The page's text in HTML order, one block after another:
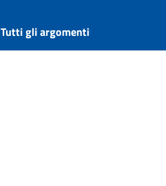
Tutti gli argomenti